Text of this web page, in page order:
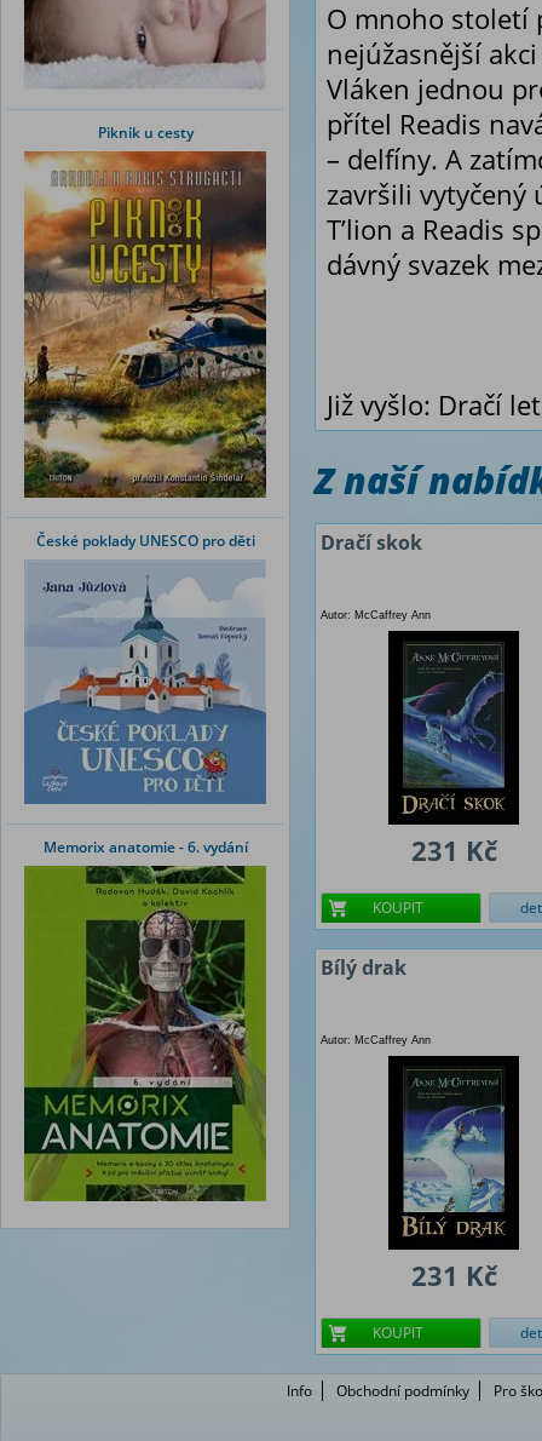
Piknik u cesty
České poklady UNESCO pro děti
Memorix anatomie - 6. vydání
O mnoho století
nejúžasnější
Vláken jednou
přítel Readis
– delfíny. A
završili
T’lion a Readis
dávný svazek
Již vyšlo: Dračí
Z naší
Dračí skok
Autor: McCaffrey Ann
231 Kč
KOUPIT
Bílý drak
Autor: McCaffrey Ann
231 Kč
KOUPIT
Info Obchodní podmínky Pro